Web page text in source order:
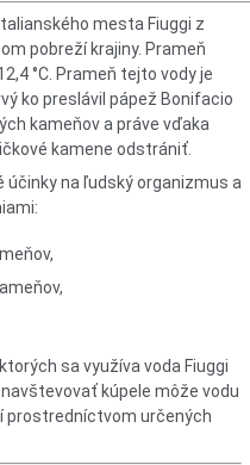
mesta Fiuggi z
pobreží krajiny. Prameň
°C. Prameň tejto vody je
ko preslávil pápež Bonifacio
kameňov a práve vďaka
kamene odstrániť.
účinky na ľudský organizmus a
sa využíva voda Fiuggi
kúpele môže vodu
prostredníctvom určených